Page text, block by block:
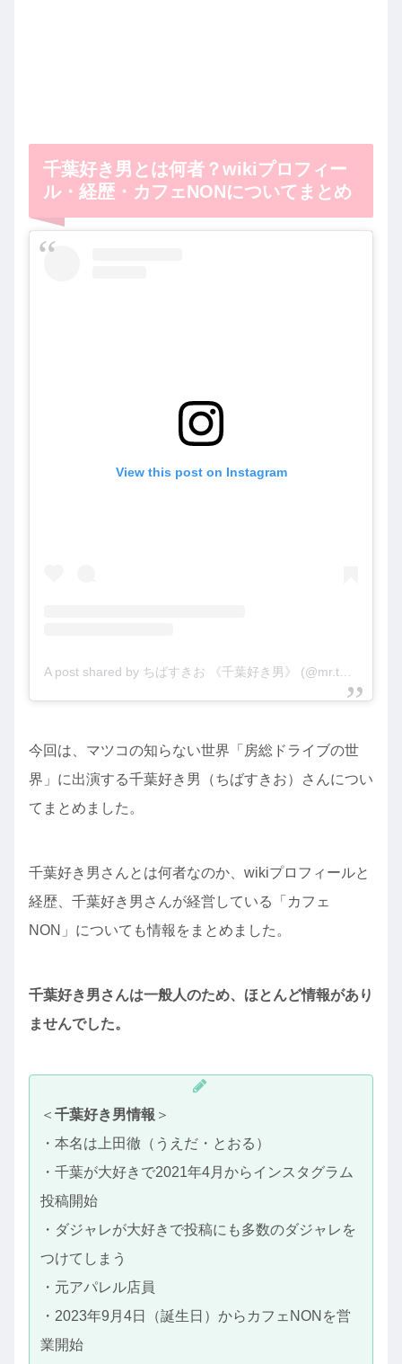
千葉好き男とは何者？wikiプロフィー
ル・経歴・カフェNONについてまとめ
View this post on Instagram
今回は、マツコの知らない世界「房総ドライブの世
界」に出演する千葉好き男（ちばすきお）さんについ
てまとめました。
千葉好き男さんとは何者なのか、wikiプロフィールと
経歴、千葉好き男さんが経営している「カフェ
NON」についても情報をまとめました。
千葉好き男さんは一般人のため、ほとんど情報があり
ませんでした。
＜ 千葉好き男情報 ＞
・本名は上田徹（うえだ・とおる）
・千葉が大好きで2021年4月からインスタグラム
投稿開始
・ダジャレが大好きで投稿にも多数のダジャレを
つけてしまう
・元アパレル店員
・2023年9月4日︎（誕生日）からカフェNONを営
業開始